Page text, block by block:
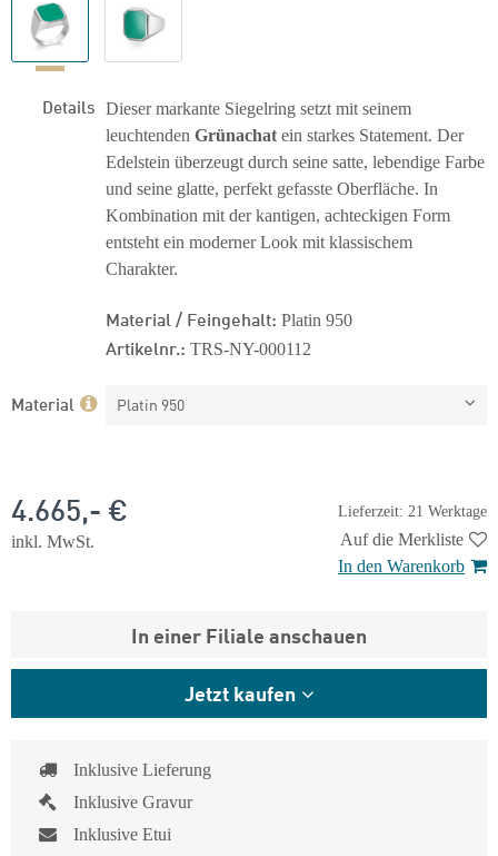
Details Dieser markante Siegelring setzt mit seinem
leuchtenden Grünachat ein starkes Statement. Der
Edelstein überzeugt durch seine satte, lebendige Farbe
und seine glatte, perfekt gefasste Oberfläche. In
Kombination mit der kantigen, achteckigen Form
entsteht ein moderner Look mit klassischem
Charakter.
Material / Feingehalt: Platin 950
Artikelnr.: TRS-NY-000112
Material Platin 950
Lieferzeit: 21 Werktage
4.665,- €
inkl. MwSt.
Auf die Merkliste
In den Warenkorb
In einer Filiale anschauen
Jetzt kaufen
Inklusive Lieferung
Inklusive Gravur
Inklusive Etui